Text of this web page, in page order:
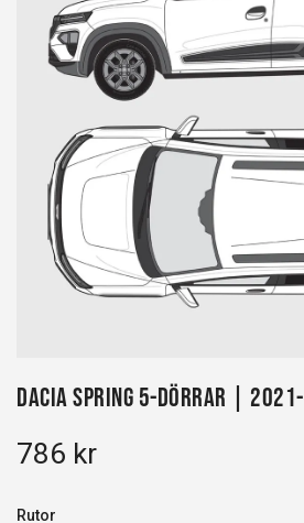
Dacia Spring 5-dörrar | 2021-
786 kr
Rutor